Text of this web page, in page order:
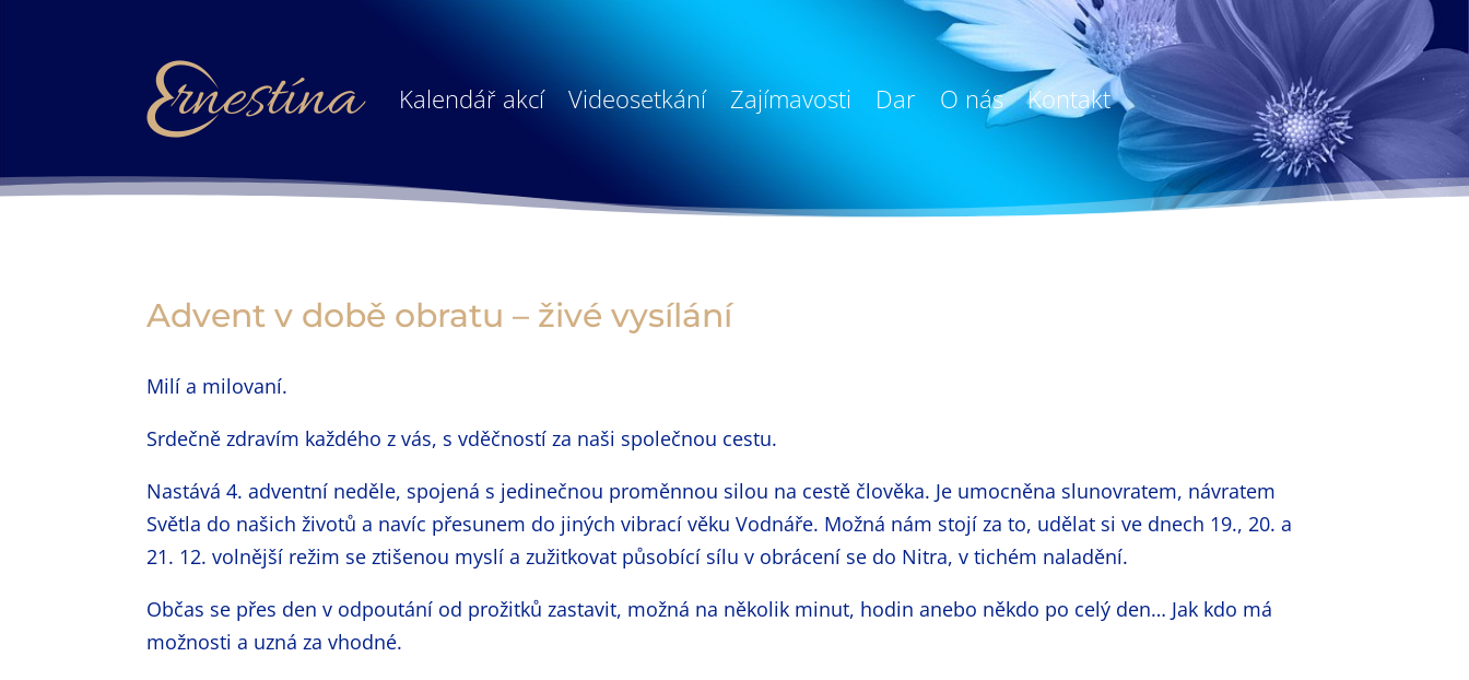
Kalendář akcí Videosetkání Zajímavosti Dar O nás Kontakt
Advent v době obratu – živé vysílání
Milí a milovaní.
Srdečně zdravím každého z vás, s vděčností za naši společnou cestu.
Nastává 4. adventní neděle, spojená s jedinečnou proměnnou silou na cestě člověka. Je umocněna slunovratem, návratem
Světla do našich životů a navíc přesunem do jiných vibrací věku Vodnáře. Možná nám stojí za to, udělat si ve dnech 19., 20. a
21. 12. volnější režim se ztišenou myslí a zužitkovat působící sílu v obrácení se do Nitra, v tichém naladění.
Občas se přes den v odpoutání od prožitků zastavit, možná na několik minut, hodin anebo někdo po celý den… Jak kdo má
možnosti a uzná za vhodné.